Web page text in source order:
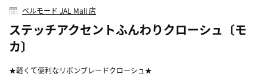
ベルモード JAL Mall 店
ステッチアクセントふんわりクローシュ〔モ
カ〕
★軽くて便利なリボンブレードクローシュ★